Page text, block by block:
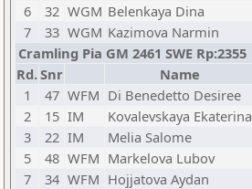
6
32 WGM Belenkaya Dina
7
33 WGM Kazimova Narmin
Cramling Pia GM 2461 SWE Rp:2355
Rd.Snr Name
1
47 WFM Di Benedetto Desiree
2
15 IM Kovalevskaya Ekaterina
3
22 IM Melia Salome
5
48 WFM Markelova Lubov
7
34 WFM Hojjatova Aydan